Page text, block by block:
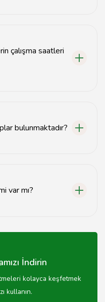
çalışma saatleri
bulunmaktadır?
var mı?
İndirin
kolayca keşfetmek
kullanın.